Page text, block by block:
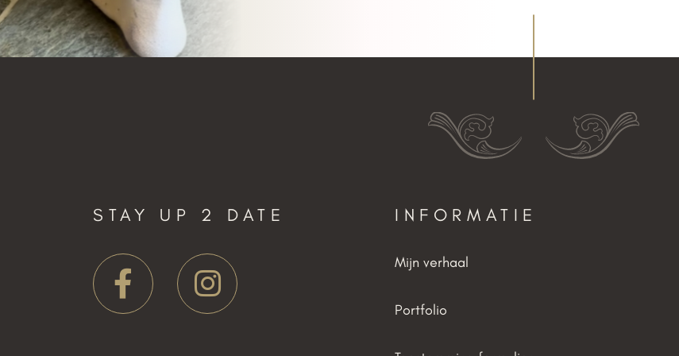
STAY UP 2 DATE INFORMATIE
Mijn verhaal
Portfolio